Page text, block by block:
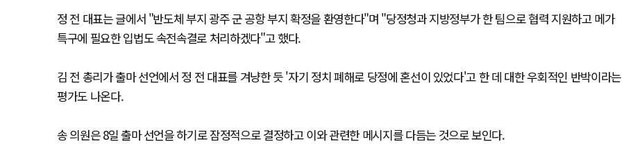
정 전 대표는 글에서 "반도체 부지 광주 군 공항 부지 확정을 환영한다"며 "당정청과 지방정부가 한 팀으로 협력 지원하고 메가
특구에 필요한 입법도 속전속결로 처리하겠다"고 했다.
김 전 총리가 출마 선언에서 정 전 대표를 겨냥한 듯 '자기 정치 폐해로 당정에 혼선이 있었다'고 한 데 대한 우회적인 반박이라는
평가도 나온다.
송 의원은 8일 출마 선언을 하기로 잠정적으로 결정하고 이와 관련한 메시지를 다듬는 것으로 보인다.